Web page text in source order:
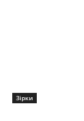
Зірки